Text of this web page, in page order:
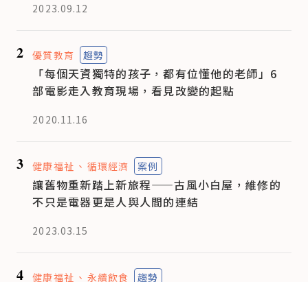
2023.09.12
2 優質教育 趨勢
「每個天資獨特的孩子，都有位懂他的老師」6
部電影走入教育現場，看見改變的起點
2020.11.16
3 健康福祉 循環經濟 案例
讓舊物重新踏上新旅程——古風小白屋，維修的
不只是電器更是人與人間的連結
2023.03.15
4 健康福祉 永續飲食 趨勢